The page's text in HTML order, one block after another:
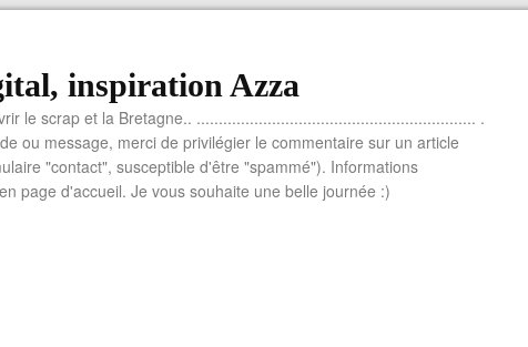
inspiration Azza
le scrap et la Bretagne.. ............................................................... .
ou message, merci de privilégier le commentaire sur un article
"contact", susceptible d'être "spammé"). Informations
page d'accueil. Je vous souhaite une belle journée :)